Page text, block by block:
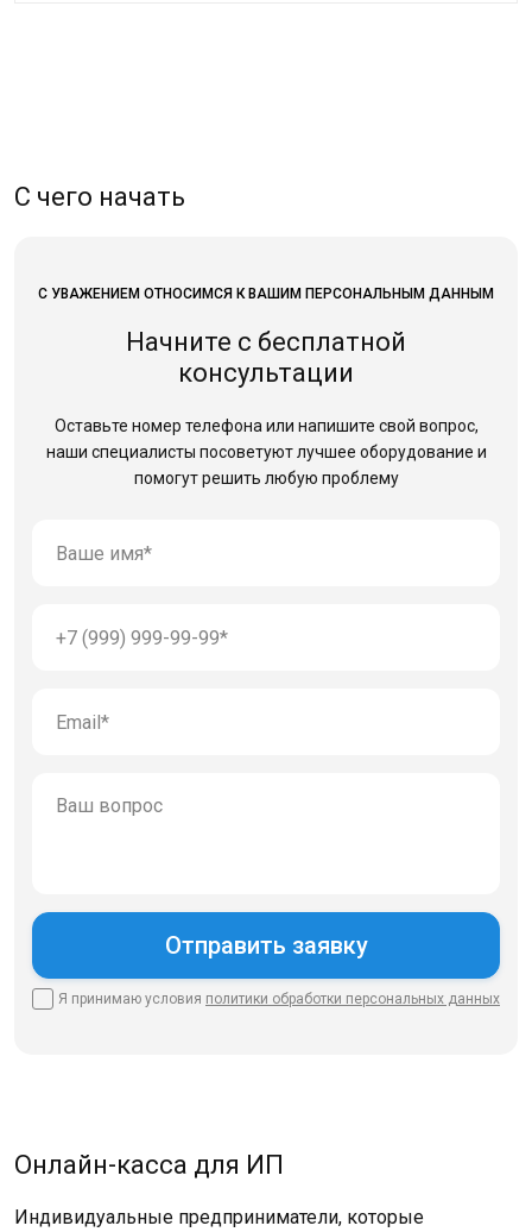
С чего начать
С УВАЖЕНИЕМ ОТНОСИМСЯ К ВАШИМ ПЕРСОНАЛЬНЫМ ДАННЫМ
Начните с бесплатной
консультации
Оставьте номер телефона или напишите свой вопрос,
наши специалисты посоветуют лучшее оборудование и
помогут решить любую проблему
Я принимаю условия политики обработки персональных данных
Онлайн-касса для ИП
Индивидуальные предприниматели, которые